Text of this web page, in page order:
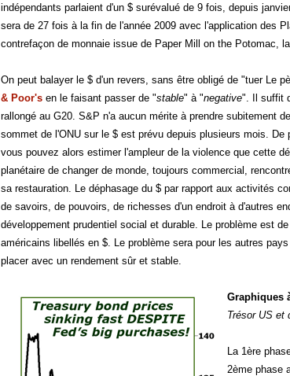
indépendants parlaient d'un $ surévalué de 9 fois, depuis
sera de 27 fois à la fin de l'année 2009 avec l'application des
contrefaçon de monnaie issue de Paper Mill on the Potomac,
On peut balayer le $ d'un revers, sans être obligé de "tuer Le
& Poor's en le faisant passer de "stable" à "negative". Il suffit
rallongé au G20. S&P n'a aucun mérite à prendre subitement
sommet de l'ONU sur le $ est prévu depuis plusieurs mois. De
vous pouvez alors estimer l'ampleur de la violence que cette
planétaire de changer de monde, toujours commercial,
sa restauration. Le déphasage du $ par rapport aux activités
de savoirs, de pouvoirs, de richesses d'un endroit à d'autres
développement prudentiel social et durable. Le problème est
américains libellés en $. Le problème sera pour les autres
placer avec un rendement sûr et stable.
Graphiques
Trésor US et
La 1ère
2ème phase